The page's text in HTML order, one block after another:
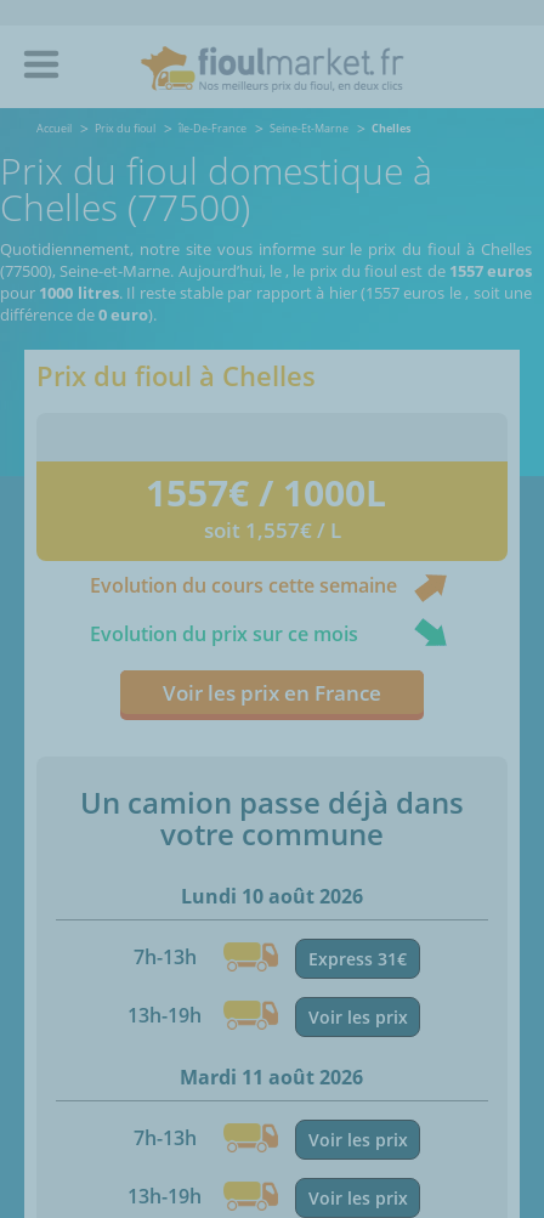
Accueil Prix du fioul île-De-France Seine-Et-Marne Chelles
Prix du fioul domestique à
Chelles (77500)
Quotidiennement, notre site vous informe sur le prix du fioul à Chelles
(77500), Seine-et-Marne. Aujourd’hui, le , le prix du fioul est de 1557 euros
pour 1000 litres. Il reste stable par rapport à hier (1557 euros le, soit une
différence de0 euro).
Prix du fioul à Chelles
1557€ / 1000L
soit 1,557€ / L
Evolution du cours cette semaine
Evolution du prix sur ce mois
Voir les prix en France
Un camion passe déjà dans
votre commune
Lundi 10 août 2026
7h-13h Express 31€
13h-19h Voir les prix
Mardi 11 août 2026
7h-13h Voir les prix
13h-19h Voir les prix